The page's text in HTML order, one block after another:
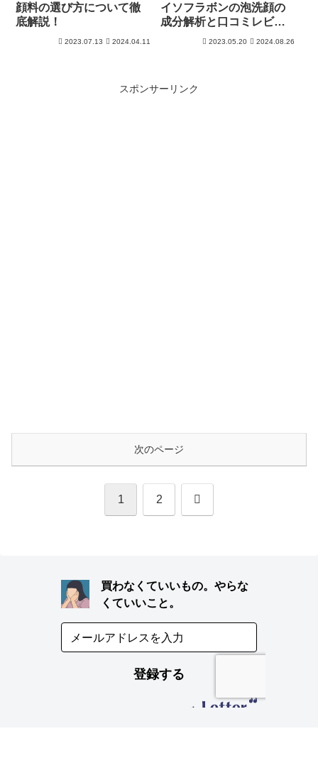
顔料の選び方について徹
底解説！
2023.07.13 2024.04.11
イソフラボンの泡洗顔の
成分解析と口コミレビュ
2023.05.20 2024.08.26
スポンサーリンク
次のページ
1 2 次